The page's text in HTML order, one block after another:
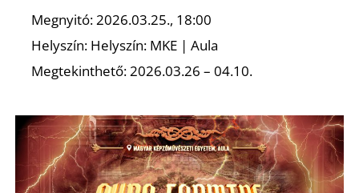
Megnyitó: 2026.03.25., 18:00
Helyszín: Helyszín: MKE | Aula
Megtekinthető: 2026.03.26 – 04.10.